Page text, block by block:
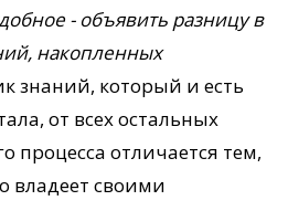
- объявить разницу в
накопленных
знаний, который и есть
от всех остальных
процесса отличается тем,
владеет своими